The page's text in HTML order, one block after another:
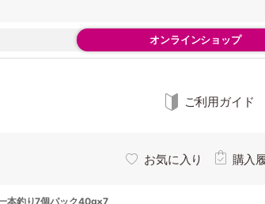
オンラインショップ
ご利用ガイド
お気に入り 購入
本釣り7個パック40g×7